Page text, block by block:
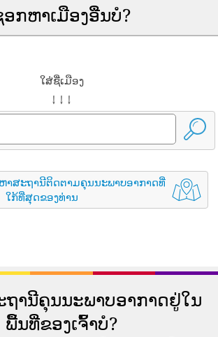
ກຫາເມືອງອື່ນບໍ?
ໃສ່ຊື່ເມືອງ
↓ ↓ ↓
າສະຖານີຕິດຕາມຄຸນນະພາບອາກາດທີ່
ໃກ້ທີ່ສຸດຂອງທ່ານ
ຖານີຄຸນນະພາບອາກາດຢູ່ໃນ
ພື້ນທີ່ຂອງເຈົ້າບໍ?